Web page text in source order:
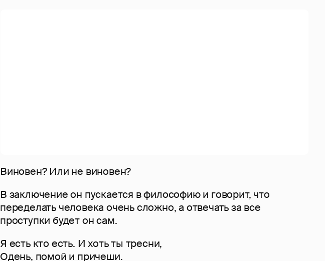
Виновен? Или не виновен?
В заключение он пускается в философию и говорит, что
переделать человека очень сложно, а отвечать за все
проступки будет он сам.
Я есть кто есть. И хоть ты тресни,
Одень, помой и причеши.